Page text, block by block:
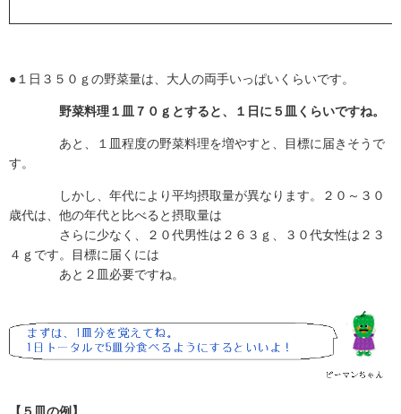
●１日３５０ｇの野菜量は、大人の両手いっぱいくらいです。
野菜料理１皿７０ｇとすると、 １日に５皿くらいですね。
あと、１皿程度の野菜料理を増やすと、目標に届きそうで
す。
しかし、年代により平均摂取量が異なります。２０～３０
歳代は、他の年代と比べると摂取量は
さらに少なく、２０代男性は２６３ｇ、３０代女性は２３
４ｇです。目標に届くには
あと２皿必要ですね。